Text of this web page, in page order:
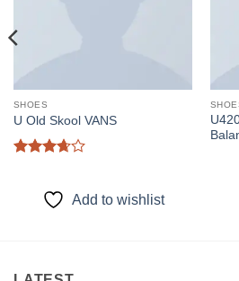
SHOES
U Old Skool VANS
5
Add to wishlist